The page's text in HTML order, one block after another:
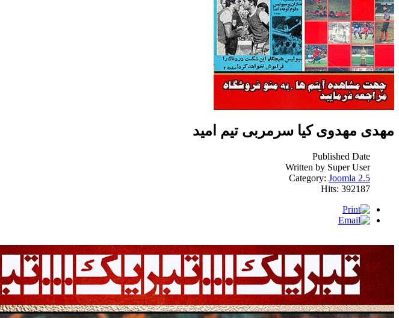
مهدی مهدوی کیا سرمربی تیم امید
Published Date
Written by Super User
Category: Joomla 2.5
Hits: 392187